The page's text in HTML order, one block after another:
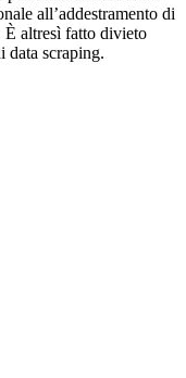
all’addestramento di
È altresì fatto divieto
data scraping.